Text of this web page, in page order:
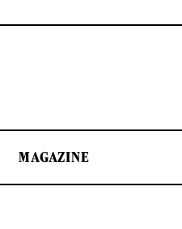
MAGAZINE